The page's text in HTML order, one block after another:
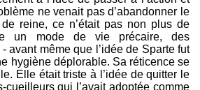
ne venait pas d’abandonner le
reine, ce n’était pas non plus de
un mode de vie précaire, des
avant même que l’idée de Sparte fut
hygiène déplorable. Sa réticence se
Elle était triste à l’idée de quitter le
cueilleurs qui l’avait adoptée comme